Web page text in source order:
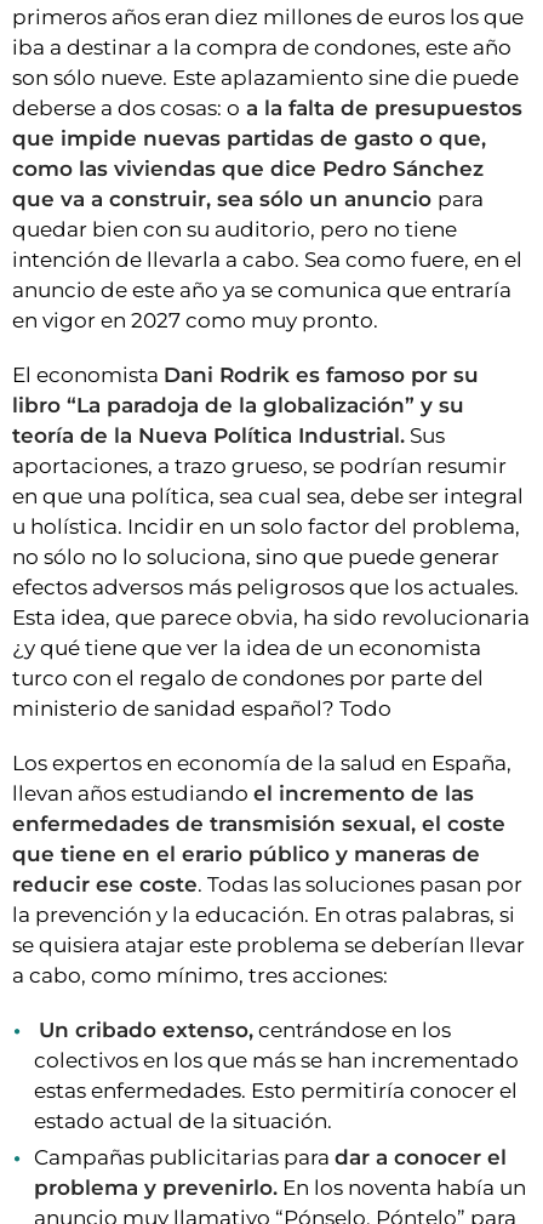
primeros años eran diez millones de euros los que
iba a destinar a la compra de condones, este año
son sólo nueve. Este aplazamiento sine die puede
deberse a dos cosas: o a la falta de presupuestos
que impide nuevas partidas de gasto o que,
como las viviendas que dice Pedro Sánchez
que va a construir, sea sólo un anuncio para
quedar bien con su auditorio, pero no tiene
intención de llevarla a cabo. Sea como fuere, en el
anuncio de este año ya se comunica que entraría
en vigor en 2027 como muy pronto.
El economista Dani Rodrik es famoso por su
libro “La paradoja de la globalización” y su
teoría de la Nueva Política Industrial. Sus
aportaciones, a trazo grueso, se podrían resumir
en que una política, sea cual sea, debe ser integral
u holística. Incidir en un solo factor del problema,
no sólo no lo soluciona, sino que puede generar
efectos adversos más peligrosos que los actuales.
Esta idea, que parece obvia, ha sido revolucionaria
¿y qué tiene que ver la idea de un economista
turco con el regalo de condones por parte del
ministerio de sanidad español? Todo
Los expertos en economía de la salud en España,
llevan años estudiando el incremento de las
enfermedades de transmisión sexual, el coste
que tiene en el erario público y maneras de
reducir ese coste. Todas las soluciones pasan por
la prevención y la educación. En otras palabras, si
se quisiera atajar este problema se deberían llevar
a cabo, como mínimo, tres acciones:
Un cribado extenso, centrándose en los
colectivos en los que más se han incrementado
estas enfermedades. Esto permitiría conocer el
estado actual de la situación.
Campañas publicitarias para dar a conocer el
problema y prevenirlo. En los noventa había un
anuncio muy llamativo “Pónselo, Póntelo” para